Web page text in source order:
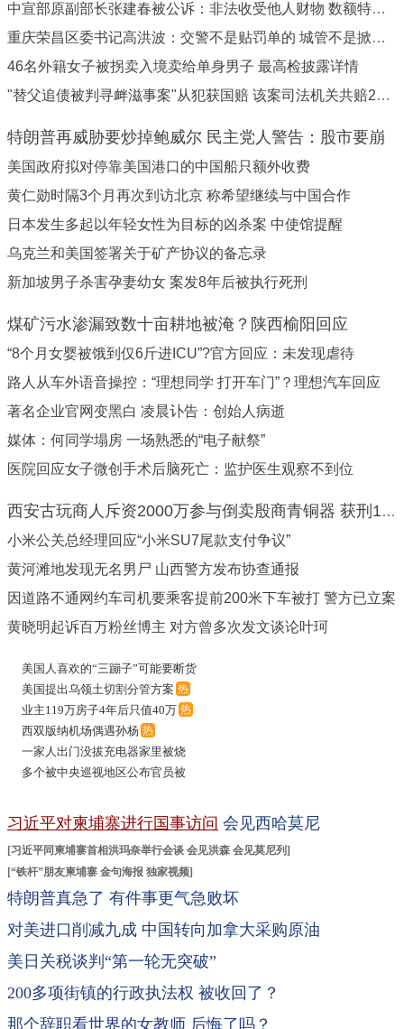
中宣部原副部长张建春被公诉：非法收受他人财物 数额特别巨大
重庆荣昌区委书记高洪波：交警不是贴罚单的 城管不是掀地摊的
46名外籍女子被拐卖入境卖给单身男子 最高检披露详情
"替父追债被判寻衅滋事案"从犯获国赔 该案司法机关共赔217万
特朗普再威胁要炒掉鲍威尔 民主党人警告：股市要崩
美国政府拟对停靠美国港口的中国船只额外收费
黄仁勋时隔3个月再次到访北京 称希望继续与中国合作
日本发生多起以年轻女性为目标的凶杀案 中使馆提醒
乌克兰和美国签署关于矿产协议的备忘录
新加坡男子杀害孕妻幼女 案发8年后被执行死刑
煤矿污水渗漏致数十亩耕地被淹？陕西榆阳回应
“8个月女婴被饿到仅6斤进ICU”?官方回应：未发现虐待
路人从车外语音操控：“理想同学 打开车门”？理想汽车回应
著名企业官网变黑白 凌晨讣告：创始人病逝
媒体：何同学塌房 一场熟悉的“电子献祭”
医院回应女子微创手术后脑死亡：监护医生观察不到位
西安古玩商人斥资2000万参与倒卖殷商青铜器 获刑10年
小米公关总经理回应“小米SU7尾款支付争议”
黄河滩地发现无名男尸 山西警方发布协查通报
因道路不通网约车司机要乘客提前200米下车被打 警方已立案
黄晓明起诉百万粉丝博主 对方曾多次发文谈论叶珂
美国人喜欢的“三蹦子”可能要断货
了 热
黄仁勋紧急来华谈什么 热
中国和马来西亚互免签证
美国提出乌领土切割分管方案 热
余承东和刘亦菲合照害羞了 热
恒安集团创始人许连捷逝世
业主119万房子4年后只值40万 热
哪吒汽车创始人鞠躬道歉 热
中国在关税较量中被指有多张王
牌
西双版纳机场偶遇孙杨 热
佛山将全面取消入学限制？假
王健林持续“瘦身”
一家人出门没拔充电器家里被烧
光
金喜善48岁状态
多个被中央巡视地区公布官员被
习近平对柬埔寨进行国事访问 会见西哈莫尼
[习近平同柬埔寨首相洪玛奈举行会谈 会见洪森 会见莫尼列]
[“铁杆”朋友柬埔寨 金句海报 独家视频]
特朗普真急了 有件事更气急败坏
对美进口削减九成 中国转向加拿大采购原油
美日关税谈判“第一轮无突破”
200多项街镇的行政执法权 被收回了？
那个辞职看世界的女教师 后悔了吗？